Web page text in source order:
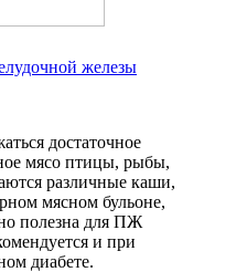
железы
достаточное
мясо птицы, рыбы,
различные каши,
мясном бульоне,
полезна для ПЖ
и при
диабете.